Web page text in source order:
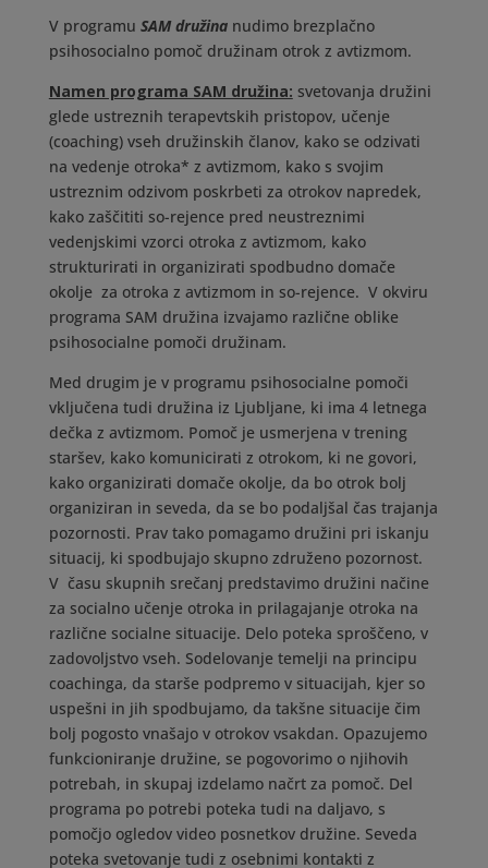
V programu SAM družinanudimo brezplačno
psihosocialno pomoč družinam otrok z avtizmom.
Namen programa SAM družina: svetovanja družini
glede ustreznih terapevtskih pristopov, učenje
(coaching) vseh družinskih članov, kako se odzivati
na vedenje otroka* z avtizmom, kako s svojim
ustreznim odzivom poskrbeti za otrokov napredek,
kako zaščititi so-rejence pred neustreznimi
vedenjskimi vzorci otroka z avtizmom, kako
strukturirati in organizirati spodbudno domače
okolje za otroka z avtizmom in so-rejence. V okviru
programa SAM družina izvajamo različne oblike
psihosocialne pomoči družinam.
Med drugim je v programu psihosocialne pomoči
vključena tudi družina iz Ljubljane, ki ima 4 letnega
dečka z avtizmom. Pomoč je usmerjena v trening
staršev, kako komunicirati z otrokom, ki ne govori,
kako organizirati domače okolje, da bo otrok bolj
organiziran in seveda, da se bo podaljšal čas trajanja
pozornosti. Prav tako pomagamo družini pri iskanju
situacij, ki spodbujajo skupno združeno pozornost.
V času skupnih srečanj predstavimo družini načine
za socialno učenje otroka in prilagajanje otroka na
različne socialne situacije. Delo poteka sproščeno, v
zadovoljstvo vseh. Sodelovanje temelji na principu
coachinga, da starše podpremo v situacijah, kjer so
uspešni in jih spodbujamo, da takšne situacije čim
bolj pogosto vnašajo v otrokov vsakdan. Opazujemo
funkcioniranje družine, se pogovorimo o njihovih
potrebah, in skupaj izdelamo načrt za pomoč. Del
programa po potrebi poteka tudi na daljavo, s
pomočjo ogledov video posnetkov družine. Seveda
poteka svetovanje tudi z osebnimi kontakti z